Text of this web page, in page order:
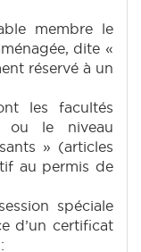
membre le
dite «
réservé à un
les facultés
ou le niveau
» (articles
au permis de
spéciale
d’un certificat